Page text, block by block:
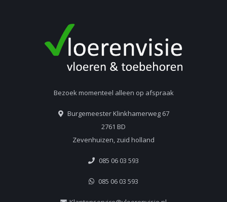
Bezoek momenteel alleen op afspraak
Burgemeester Klinkhamerweg 67
2761 BD
Zevenhuizen, zuid holland
085 06 03 593
085 06 03 593